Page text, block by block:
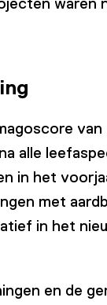
alle
in het
met
in het
en de